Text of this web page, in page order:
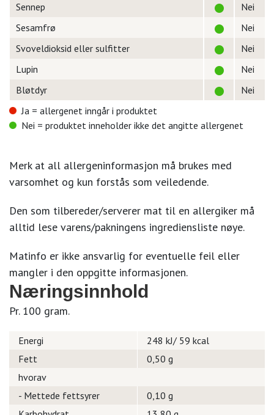
Sennep
Nei
Sesamfrø
Nei
Svoveldioksid eller sulfitter
Nei
Lupin
Nei
Bløtdyr
Nei
Ja = allergenet inngår i produktet
Nei = produktet inneholder ikke det angitte allergenet
Merk at all allergeninformasjon må brukes med
varsomhet og kun forstås som veiledende.
Den som tilbereder/serverer mat til en allergiker må
alltid lese varens/pakningens ingrediensliste nøye.
Matinfo er ikke ansvarlig for eventuelle feil eller
mangler i den oppgitte informasjonen.
Næringsinnhold
Pr. 100 gram.
Energi
248 kJ/ 59 kcal
Fett
0,50 g
hvorav
- Mettede fettsyrer
0,10 g